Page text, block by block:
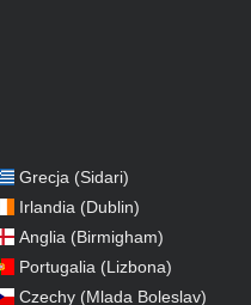
Grecja (Sidari)
Irlandia (Dublin)
Anglia (Birmigham)
Portugalia (Lizbona)
Czechy (Mlada Boleslav)